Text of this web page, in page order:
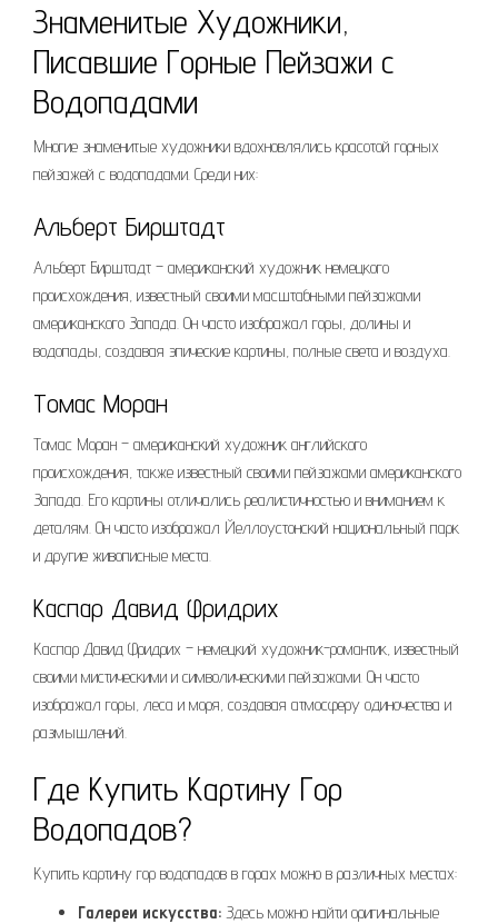
Знаменитые Художники,
Писавшие Горные Пейзажи с
Водопадами
Многие знаменитые художники вдохновлялись красотой горных
пейзажей с водопадами. Среди них:
Альберт Бирштадт
Альберт Бирштадт – американский художник немецкого
происхождения, известный своими масштабными пейзажами
американского Запада. Он часто изображал горы, долины и
водопады, создавая эпические картины, полные света и воздуха.
Томас Моран
Томас Моран – американский художник английского
происхождения, также известный своими пейзажами американского
Запада. Его картины отличались реалистичностью и вниманием к
деталям. Он часто изображал Йеллоустонский национальный парк
и другие живописные места.
Каспар Давид Фридрих
Каспар Давид Фридрих – немецкий художник-романтик, известный
своими мистическими и символическими пейзажами. Он часто
изображал горы, леса и моря, создавая атмосферу одиночества и
размышлений.
Где Купить Картину Гор
Водопадов?
Купить картину гор водопадов в горах можно в различных местах:
Галереи искусства: Здесь можно найти оригинальные